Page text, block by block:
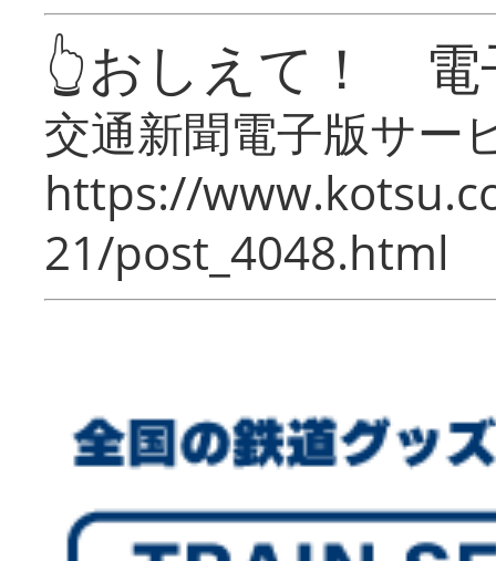
👆おしえて！ 電
交通新聞電子版サー
https://
21/post_4048.html